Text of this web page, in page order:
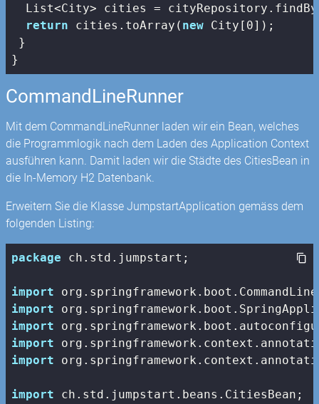
List<City> cities =
return cities.toArray( new City[ 0]);
}
}
CommandLineRunner
Mit dem CommandLineRunner laden wir ein Bean, welches
die Programmlogik nach dem Laden des Application Context
ausführen kann. Damit laden wir die Städte des CitiesBean in
die In-Memory H2 Datenbank.
Erweitern Sie die Klasse JumpstartApplication gemäss dem
folgenden Listing:
package ch.std.jumpstart;
import
import
import
import
import
import